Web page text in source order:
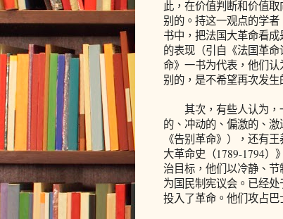
此，在价值判断和价值
别的。持这一观点的学
书中，把法国大革命看
的表现（引自《法国革
命》一书为代表，他们
别的，是不希望再次发生
其次，有些人认为，
的、冲动的、偏激的、
《告别革命》），还有
大革命史（1789-1794）
治目标，他们以冷静、
为国民制宪议会。已经
投入了革命。他们攻占巴